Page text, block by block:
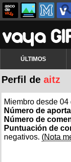
ÚLTIMOS
Perfil de aitz
Miembro desde
Número de
Número de
Puntuación de
negativos. (Nota